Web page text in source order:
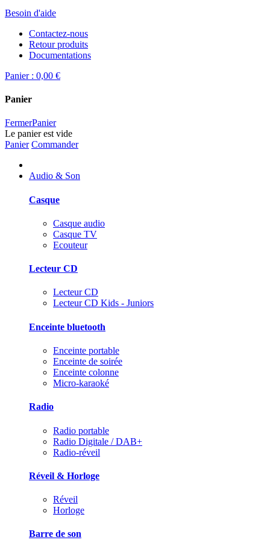
Besoin d'aide
Contactez-nous
Retour produits
Documentations
Panier : 0,00 €
Panier
FermerPanier
Le panier est vide
Panier Commander
Audio & Son
Casque
Casque audio
Casque TV
Ecouteur
Lecteur CD
Lecteur CD
Lecteur CD Kids - Juniors
Enceinte bluetooth
Enceinte portable
Enceinte de soirée
Enceinte colonne
Micro-karaoké
Radio
Radio portable
Radio Digitale / DAB+
Radio-réveil
Réveil & Horloge
Réveil
Horloge
Barre de son